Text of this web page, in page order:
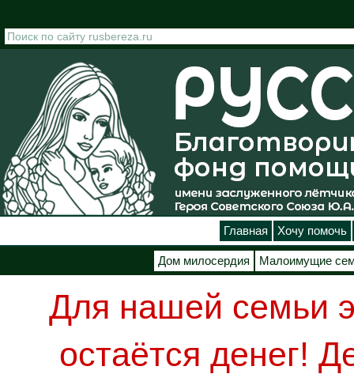
Главная Хочу помочь
Дом милосердия Малоимущие
Для нашей семьи
остаётся денег!